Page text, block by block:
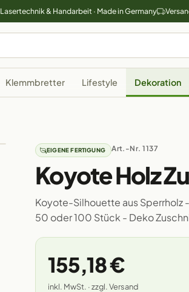
Lasertechnik & Handarbeit · Made in Germany
Klemmbretter Lifestyle Dekoration
EIGENE FERTIGUNG Art.-Nr. 1137
Koyote Holz
Koyote-Silhouette aus Sperrholz
50 oder 100 Stück - Deko
155,18 €
inkl. MwSt. · zzgl. Versand